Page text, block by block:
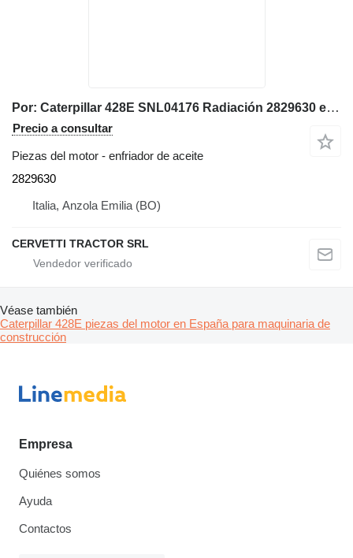
Por: Caterpillar 428E SNL04176 Radiación 2829630 enfriador de aceite para Caterpillar 428E SNL04176, 428E, 416E retroexcavadora
Precio a consultar
Piezas del motor - enfriador de aceite
2829630
Italia, Anzola Emilia (BO)
CERVETTI TRACTOR SRL
Véase también
Caterpillar 428E piezas del motor en España para maquinaria de
construcción
Empresa
Quiénes somos
Ayuda
Contactos